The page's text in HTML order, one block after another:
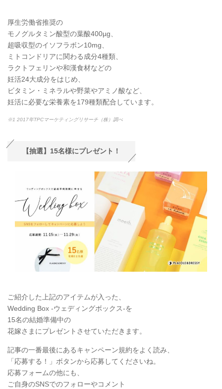
厚生労働省推奨の
モノグルタミン酸型の葉酸400µg、
超吸収型のイソフラボン10mg、
ミトコンドリアに関わる成分4種類、
ラクトフェリンや和漢食材などの
妊活24大成分をはじめ、
ビタミン・ミネラルや野菜やアミノ酸など、
妊活に必要な栄養素を179種類配合しています。
※1 2017年TPCマーケティングリサーチ（株）調べ
【抽選】15名様にプレゼント！
ご紹介した上記のアイテムが入った、
Wedding Box -ウェディングボックス-を
15名の結婚準備中の
花嫁さまにプレゼントさせていただきます。
記事の一番最後にあるキャンペーン規約をよく読み、
「応募する！」ボタンから応募してくださいね。
応募フォームの他にも、
ご自身のSNSでのフォローやコメント